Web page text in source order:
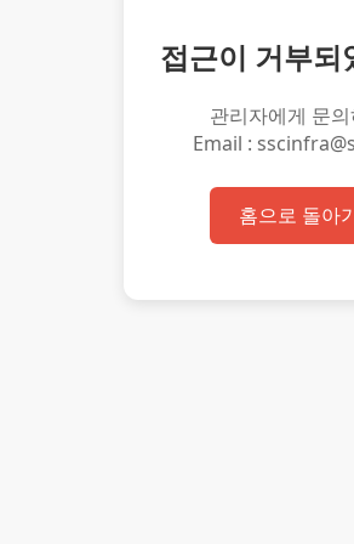
접근이 거부되
관리자에게 문
Email :
홈으로 돌아